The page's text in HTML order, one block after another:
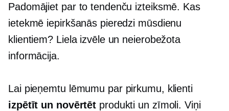
Padomājiet par to tendenču izteiksmē. Kas
ietekmē iepirkšanās pieredzi mūsdienu
klientiem? Liela izvēle un neierobežota
informācija.
Lai pieņemtu lēmumu par pirkumu, klienti
izpētīt un novērtēt produkti un zīmoli. Viņi